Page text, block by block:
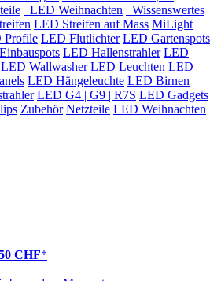
LED Weihnachten
Wissenswertes
LED Streifen auf Mass MiLight
Profile LED Flutlichter LED Gartenspots
LED Hallenstrahler LED
LED Wallwasher LED Leuchten LED
LED Hängeleuchte LED Birnen
LED G4 | G9 | R7S LED Gadgets
Zubehör Netzteile LED Weihnachten
CHF*